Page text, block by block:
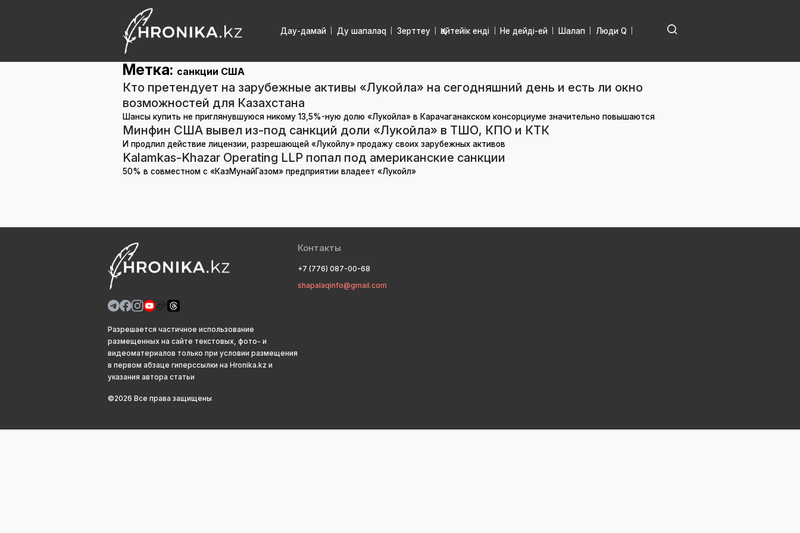
Дау-дамай Ду шапалаq Зерттеу Қайтейік енді Не дейді-ей Шалап Люди Q
Метка: санкции США
Кто претендует на зарубежные активы «Лукойла» на сегодняшний день и есть ли окно
возможностей для Казахстана
Шансы купить не приглянувшуюся никому 13,5%-ную долю «Лукойла» в Карачаганакском консорциуме значительно повышаются
Минфин США вывел из-под санкций доли «Лукойла» в ТШО, КПО и КТК
И продлил действие лицензии, разрешающей «Лукойлу» продажу своих зарубежных активов
Kalamkas-Khazar Operating LLP попал под американские санкции
50% в совместном с «КазМунайГазом» предприятии владеет «Лукойл»
Разрешается частичное использование
размещенных на сайте текстовых, фото- и
видеоматериалов только при условии размещения
в первом абзаце гиперссылки на Hronika.kz и
указания автора статьи
©2026 Все права защищены
Контакты
+7 (776) 087-00-68
shapalaqinfo@gmail.com